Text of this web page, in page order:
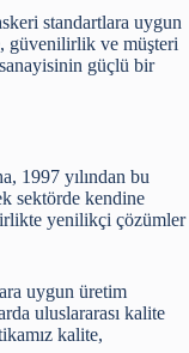
standartlara uygun
güvenilirlik ve müşteri
güçlü bir
1997 yılından bu
sektörde kendine
yenilikçi çözümler
uygun üretim
uluslararası kalite
kalite,